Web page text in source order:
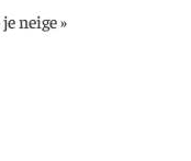
neige »